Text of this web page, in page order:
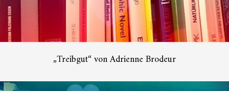
„Treibgut“ von Adrienne Brodeur